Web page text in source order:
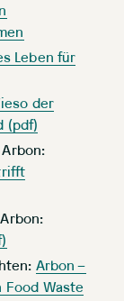
Leben für
der
(pdf)
Arbon –
Food Waste